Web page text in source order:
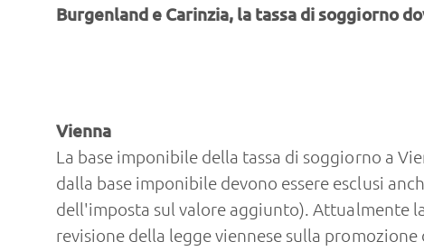
Burgenland e Carinzia, la tassa di soggiorno
Vienna
La base imponibile della tassa di soggiorno a
dalla base imponibile devono essere esclusi
dell'imposta sul valore aggiunto). Attualmente
revisione della legge viennese sulla promozione